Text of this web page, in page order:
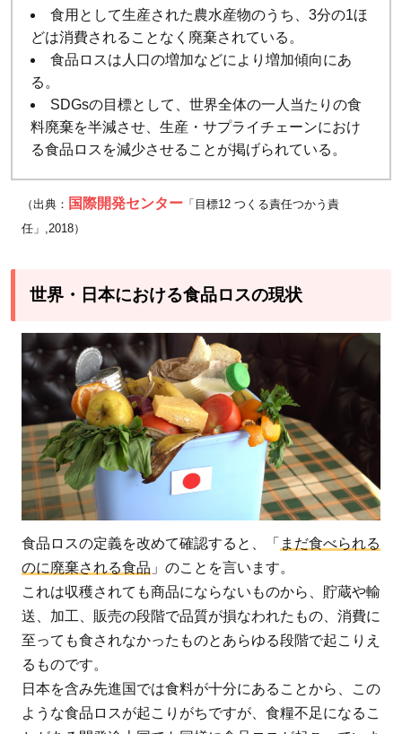
SDGs
目標
達成
に向
けて
食品
ロス
を減
らす
取り
よう
食用として生産された農水産物のうち、3分の1ほ
どは消費されることなく廃棄されている。
食品ロスは人口の増加などにより増加傾向にあ
る。
SDGsの目標として、世界全体の一人当たりの食
料廃棄を半減させ、生産・サプライチェーンにおけ
る食品ロスを減少させることが掲げられている。
（出典： 国際開発センター 「目標12 つくる責任つかう責
任」,2018）
世界・日本における食品ロスの現状
食品ロスの定義を改めて確認すると、「 まだ食べられる
のに廃棄される食品 」のことを言います。
これは収穫されても商品にならないものから、貯蔵や輸
送、加工、販売の段階で品質が損なわれたもの、消費に
至っても食されなかったものとあらゆる段階で起こりえ
るものです。
日本を含み先進国では食料が十分にあることから、この
ような食品ロスが起こりがちですが、食糧不足になるこ